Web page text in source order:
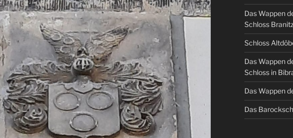
Das Wappen
Schloss
Schloss
Das Wappen
Schloss in
Das Wappen
Das